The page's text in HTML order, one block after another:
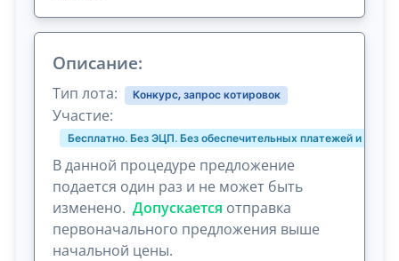
Описание:
Тип лота: Конкурс, запрос котировок
Участие:
Бесплатно. Без ЭЦП. Без обеспечительных платежей и
В данной процедуре предложение
подается один раз и не может быть
изменено. Допускается отправка
первоначального предложения выше
начальной цены.